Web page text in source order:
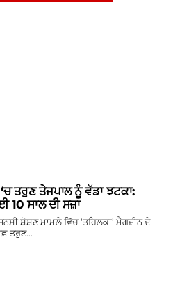
ਤਰੁਣ ਤੇਜਪਾਲ ਨੂੰ ਵੱਡਾ ਝਟਕਾ:
10 ਸਾਲ ਦੀ ਸਜ਼ਾ
ਸ਼ੋਸ਼ਣ ਮਾਮਲੇ ਵਿੱਚ ‘ਤਹਿਲਕਾ’ ਮੈਗਜ਼ੀਨ ਦੇ
ਤਰੁਣ...